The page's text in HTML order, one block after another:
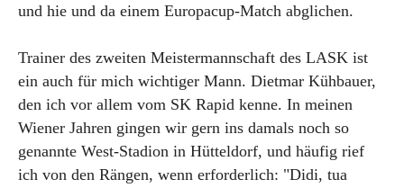
und hie und da einem Europacup-Match abglichen.
Trainer des zweiten Meistermannschaft des LASK ist
ein auch für mich wichtiger Mann. Dietmar Kühbauer,
den ich vor allem vom SK Rapid kenne. In meinen
Wiener Jahren gingen wir gern ins damals noch so
genannte West-Stadion in Hütteldorf, und häufig rief
ich von den Rängen, wenn erforderlich: "Didi, tua